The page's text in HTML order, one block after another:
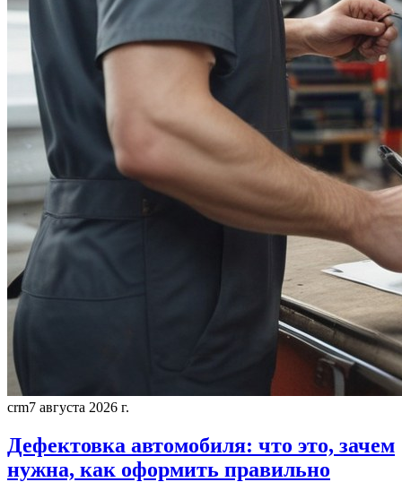
crm7 августа 2026 г.
Дефектовка автомобиля: что это, зачем
нужна, как оформить правильно